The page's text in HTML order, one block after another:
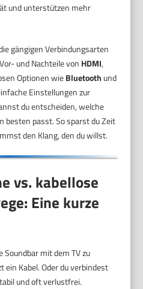
und unterstützen mehr
gängigen Verbindungsarten
und Nachteile von HDMI,
Optionen wieBluetooth und
Einstellungen zur
du entscheiden, welche
besten passt. So sparst du Zeit
den Klang, den du willst.
vs. kabellose
Eine kurze
Soundbar mit dem TV zu
Kabel. Oder du verbindest
und oft verlustfrei.